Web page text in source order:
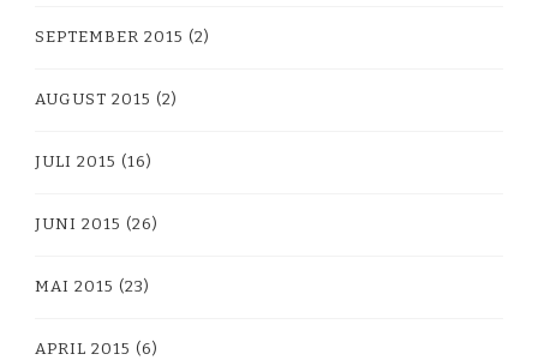
SEPTEMBER 2015 (2)
AUGUST 2015 (2)
JULI 2015 (16)
JUNI 2015 (26)
MAI 2015 (23)
APRIL 2015 (6)